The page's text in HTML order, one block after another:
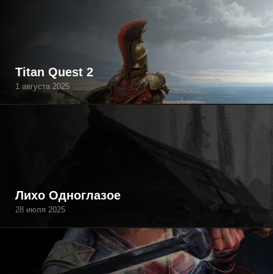
Titan Quest 2
1 августа 2025
Лихо Одноглазое
28 июля 2025